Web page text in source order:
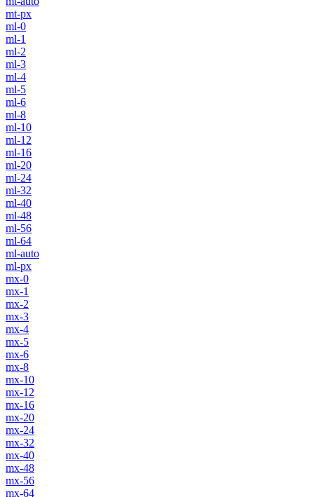
mt-px
ml-0
ml-1
ml-2
ml-3
ml-4
ml-5
ml-6
ml-8
ml-10
ml-12
ml-16
ml-20
ml-24
ml-32
ml-40
ml-48
ml-56
ml-64
ml-auto
ml-px
mx-0
mx-1
mx-2
mx-3
mx-4
mx-5
mx-6
mx-8
mx-10
mx-12
mx-16
mx-20
mx-24
mx-32
mx-40
mx-48
mx-56
mx-64